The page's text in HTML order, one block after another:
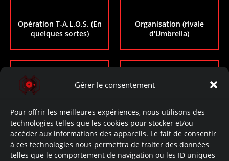
Gérer le consentement
Pour offrir les meilleures expériences, nous utilisons des
technologies telles que les cookies pour stocker et/ou
accéder aux informations des appareils. Le fait de consentir
à ces technologies nous permettra de traiter des données
telles que le comportement de navigation ou les ID uniques
Opération T-A.L.O.S. (En
quelques sortes)
Organisation (rivale
d'Umbrella)
Ozwell E. Spencer Raccoon City